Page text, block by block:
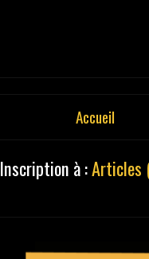
Accueil
Inscription à :Articles